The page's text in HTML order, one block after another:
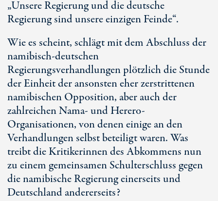
„Unsere Regierung und die deutsche
Regierung sind unsere einzigen Feinde“.
Wie es scheint, schlägt mit dem Abschluss der
namibisch-deutschen
Regierungsverhandlungen plötzlich die Stunde
der Einheit der ansonsten eher zerstrittenen
namibischen Opposition, aber auch der
zahlreichen Nama- und Herero-
Organisationen, von denen einige an den
Verhandlungen selbst beteiligt waren. Was
treibt die Kritikerinnen des Abkommens nun
zu einem gemeinsamen Schulterschluss gegen
die namibische Regierung einerseits und
Deutschland andererseits?